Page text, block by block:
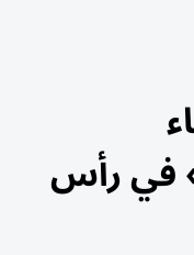
في رأس